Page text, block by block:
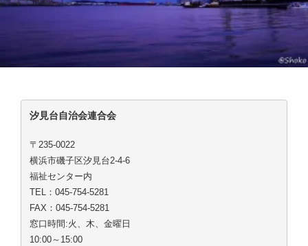
汐見台自治会連合会
〒235-0022
横浜市磯子区汐見台2-4-6
福祉センター内
TEL：045-754-5281
FAX：045-754-5281
窓口時間:火、木、金曜日
10:00～15:00